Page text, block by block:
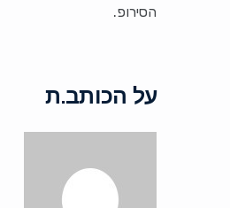
הסירופ.
על הכותב.ת